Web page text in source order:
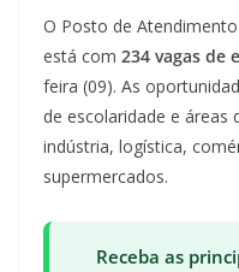
O Posto de
está com 234 vagas de
feira (09). As
de escolaridade e áreas
indústria, logística,
supermercados.
Receba as